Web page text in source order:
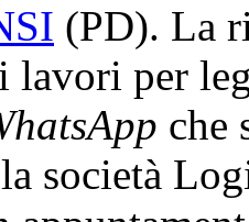
(PD). La
lavori per
che
società